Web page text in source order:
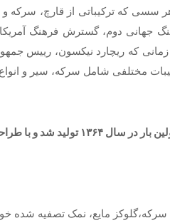
هر سسی که ترکیباتی از قارچ،
جهانی دوم، گسترش فرهنگ
که ریچارد نیکسون، رییس
مختلفی شامل سرکه، سیر و
و جذاب را به سفره‌های ایرانی آورد.”
مایع، نمک تصفیه شده